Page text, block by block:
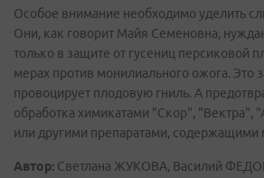
Особое внимание необходимо уделить
Они, как говорит Майя Семеновна,
только в защите от гусениц персиковой
мерах против монилиального ожога. Это
провоцирует плодовую гниль. А
обработка химикатами "Скор", "Вектра",
или другими препаратами, содержащими
Автор: Светлана ЖУКОВА, Василий